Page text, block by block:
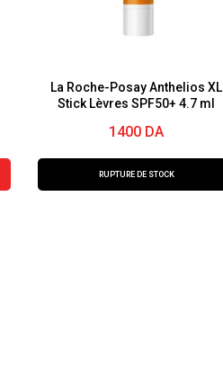
La Roche-Posay Anthelios XL
Stick Lèvres SPF50+ 4.7 ml
1400 DA
RUPTURE DE STOCK